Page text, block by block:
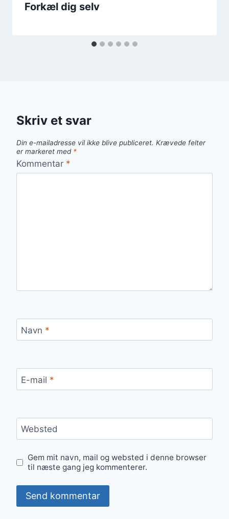
Forkæl dig selv
Skriv et svar
Din e-mailadresse vil ikke blive publiceret. Krævede felter
er markeret med *
Kommentar *
Navn *
E-mail *
Websted
Gem mit navn, mail og websted i denne browser
til næste gang jeg kommenterer.